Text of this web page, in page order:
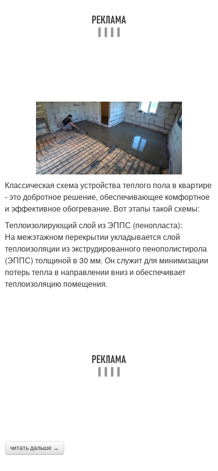
Классическая схема устройства теплого пола в квартире
- это добротное решение, обеспечивающее комфортное
и эффективное обогревание. Вот этапы такой схемы:
Теплоизолирующий слой из ЭППС (пенопласта):
На межэтажном перекрытии укладывается слой
теплоизоляции из экструдированного пенополистирола
(ЭППС) толщиной в 30 мм. Он служит для минимизации
потерь тепла в направлении вниз и обеспечивает
теплоизоляцию помещения.
читать дальше →